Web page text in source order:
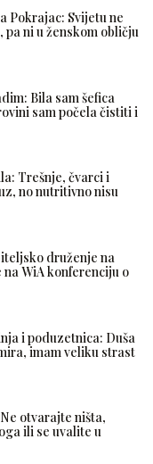
Pokrajac: Svijetu ne
pa ni u ženskom obličju
Bila sam šefica
sam počela čistiti i
Trešnje, čvarci i
no nutritivno nisu
druženje na
WiA konferenciju o
i poduzetnica: Duša
imam veliku strast
otvarajte ništa,
ili se uvalite u